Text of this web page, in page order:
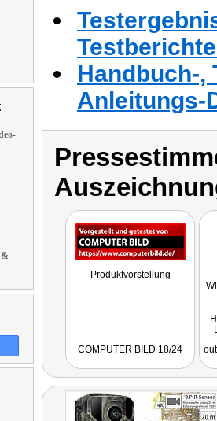
&
Handbuch-,
Anleitungs-
Produktvorstellung
COMPUTER BILD 18/24